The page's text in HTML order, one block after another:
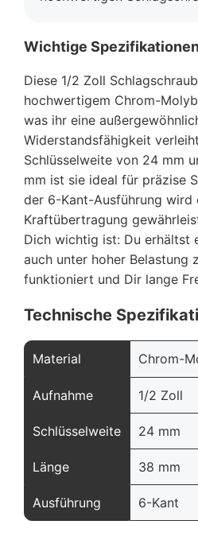
Wichtige
Diese 1/2 Zoll
hochwertigem Chrom-
was ihr eine
Widerstandsfähigkeit
Schlüsselweite von 24 mm
mm ist sie ideal für präzise
der 6-Kant-Ausführung wird
Kraftübertragung
Dich wichtig ist: Du erhältst
auch unter hoher Belastung
funktioniert und Dir lange
Technische
Material Chrom-
Aufnahme 1/2 Zoll
Schlüsselweite 24 mm
Länge 38 mm
Ausführung 6-Kant